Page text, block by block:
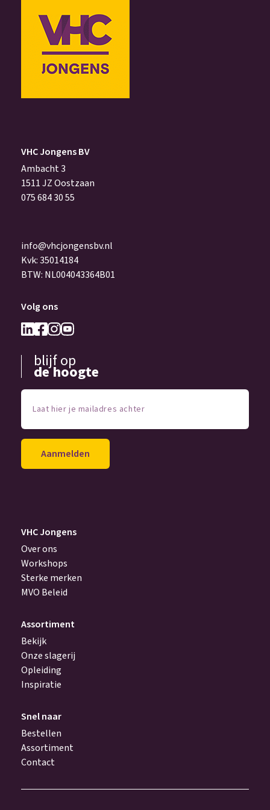
VHC Jongens BV
Ambacht 3
1511 JZ Oostzaan
075 684 30 55
info@vhcjongensbv.nl
Kvk: 35014184
BTW: NL004043364B01
Volg ons
blijf op
de hoogte
je
achter
VHC Jongens
Over ons
Workshops
Sterke merken
MVO Beleid
Assortiment
Bekijk
Onze slagerij
Opleiding
Inspiratie
Snel naar
Bestellen
Assortiment
Contact